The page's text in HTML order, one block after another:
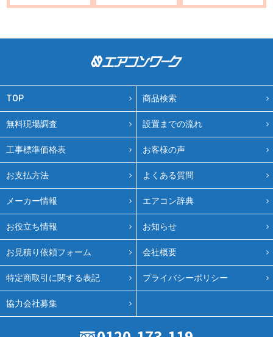
TOP 商品検索
無料現場調査 設置までの流れ
工事標準価格表 お客様の声
お支払方法 よくある質問
メーカー情報 エアコン辞典
お役立ち情報 お知らせ
お見積り依頼フォーム 会社概要
特定商取引に関する表記 プライバシーポリシー
協力会社募集